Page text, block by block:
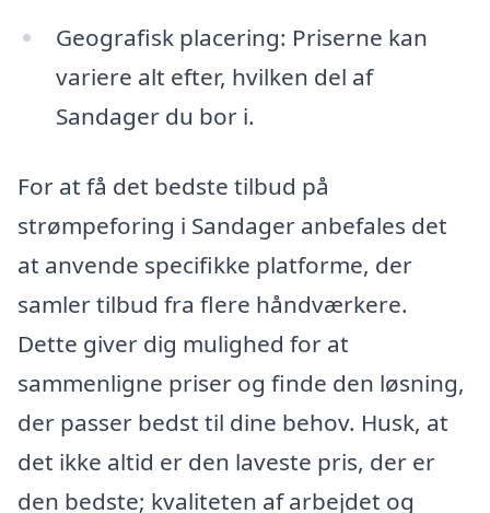
Geografisk placering: Priserne kan
variere alt efter, hvilken del af
Sandager du bor i.
For at få det bedste tilbud på
strømpeforing i Sandager anbefales det
at anvende specifikke platforme, der
samler tilbud fra flere håndværkere.
Dette giver dig mulighed for at
sammenligne priser og finde den løsning,
der passer bedst til dine behov. Husk, at
det ikke altid er den laveste pris, der er
den bedste; kvaliteten af arbejdet og